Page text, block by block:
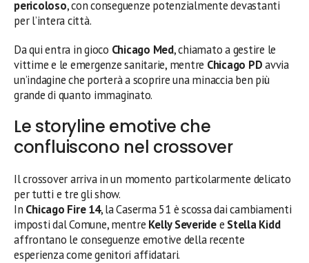
pericoloso, con conseguenze potenzialmente devastanti
per l’intera città.
Da qui entra in gioco Chicago Med, chiamato a gestire le
vittime e le emergenze sanitarie, mentre Chicago PDavvia
un’indagine che porterà a scoprire una minaccia ben più
grande di quanto immaginato.
Le storyline emotive che
confluiscono nel crossover
Il crossover arriva in un momento particolarmente delicato
per tutti e tre gli show.
In Chicago Fire 14, la Caserma 51 è scossa dai cambiamenti
imposti dal Comune, mentre Kelly Severidee Stella Kidd
affrontano le conseguenze emotive della recente
esperienza come genitori affidatari.